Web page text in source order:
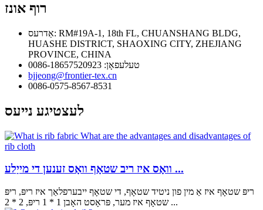
רוף אונז
אַדרעס: RM#19A-1, 18th FL, CHUANSHANG BLDG,
HUASHE DISTRICT, SHAOXING CITY, ZHEJIANG
PROVINCE, CHINA
טעלעפאָן: 0086-18657520923
bjjeong@frontier-tex.cn
0086-0575-8567-8531
לעצטיגע נייעס
וואָס איז ריב שטאָף וואָס זענען די מייַלע ...
ריפּ שטאָף איז אַ מין פון ניטיד שטאָף, די שטאָף ייבערפלאַך איז ריפּ, ריפּ
שטאָף איז מער, פּראָסט האָבן 1 * 1 ריפּ, 2 * 2 ...